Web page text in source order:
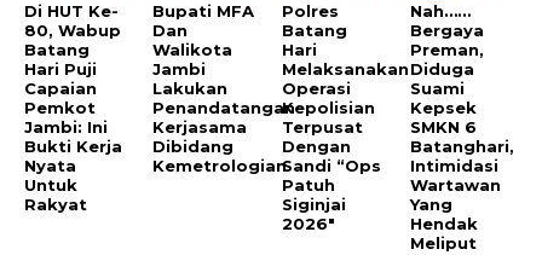
Di HUT Ke-
80, Wabup
Batang
Hari Puji
Capaian
Pemkot
Jambi: Ini
Bukti Kerja
Nyata
Untuk
Rakyat
Bupati MFA
Dan
Walikota
Jambi
Lakukan
Penandatangan
Kerjasama
Dibidang
Kemetrologian
Polres
Batang
Hari
Melaksanakan
Operasi
Kepolisian
Terpusat
Dengan
Sandi “Ops
Patuh
Siginjai
2026″
Nah……
Bergaya
Preman,
Diduga
Suami
Kepsek
SMKN 6
Batanghari,
Intimidasi
Wartawan
Yang
Hendak
Meliput